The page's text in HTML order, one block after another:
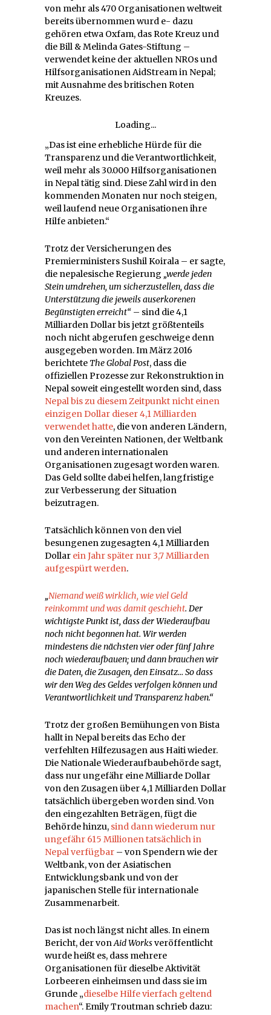
von mehr als 470 Organisationen weltweit
bereits übernommen wurd e- dazu
gehören etwa Oxfam, das Rote Kreuz und
die Bill & Melinda Gates-Stiftung –
verwendet keine der aktuellen NROs und
Hilfsorganisationen AidStream in Nepal;
mit Ausnahme des britischen Roten
Kreuzes.
Loading...
„Das ist eine erhebliche Hürde für die
Transparenz und die Verantwortlichkeit,
weil mehr als 30.000 Hilfsorganisationen
in Nepal tätig sind. Diese Zahl wird in den
kommenden Monaten nur noch steigen,
weil laufend neue Organisationen ihre
Hilfe anbieten.“
Trotz der Versicherungen des
Premierministers Sushil Koirala – er sagte,
die nepalesische Regierung „werde jeden
Stein umdrehen, um sicherzustellen, dass die
Unterstützung die jeweils auserkorenen
Begünstigten erreicht“ – sind die 4,1
Milliarden Dollar bis jetzt größtenteils
noch nicht abgerufen geschweige denn
ausgegeben worden. Im März 2016
berichtete The Global Post, dass die
offiziellen Prozesse zur Rekonstruktion in
Nepal soweit eingestellt worden sind, dass
Nepal bis zu diesem Zeitpunkt nicht einen
einzigen Dollar dieser 4,1 Milliarden
verwendet hatte, die von anderen Ländern,
von den Vereinten Nationen, der Weltbank
und anderen internationalen
Organisationen zugesagt worden waren.
Das Geld sollte dabei helfen, langfristige
zur Verbesserung der Situation
beizutragen.
Tatsächlich können von den viel
besungenen zugesagten 4,1 Milliarden
Dollar ein Jahr später nur 3,7 Milliarden
aufgespürt werden.
„Niemand weiß wirklich, wie viel Geld
reinkommt und was damit geschieht. Der
wichtigste Punkt ist, dass der Wiederaufbau
noch nicht begonnen hat. Wir werden
mindestens die nächsten vier oder fünf Jahre
noch wiederaufbauen; und dann brauchen wir
die Daten, die Zusagen, den Einsatz… So dass
wir den Weg des Geldes verfolgen können und
Verantwortlichkeit und Transparenz haben.“
Trotz der großen Bemühungen von Bista
hallt in Nepal bereits das Echo der
verfehlten Hilfezusagen aus Haiti wieder.
Die Nationale Wiederaufbaubehörde sagt,
dass nur ungefähr eine Milliarde Dollar
von den Zusagen über 4,1 Milliarden Dollar
tatsächlich übergeben worden sind. Von
den eingezahlten Beträgen, fügt die
Behörde hinzu, sind dann wiederum nur
ungefähr 615 Millionen tatsächlich in
Nepal verfügbar – von Spendern wie der
Weltbank, von der Asiatischen
Entwicklungsbank und von der
japanischen Stelle für internationale
Zusammenarbeit.
Das ist noch längst nicht alles. In einem
Bericht, der vonAid Worksveröffentlicht
wurde heißt es, dass mehrere
Organisationen für dieselbe Aktivität
Lorbeeren einheimsen und dass sie im
Grunde „dieselbe Hilfe vierfach geltend
machen“. Emily Troutman schrieb dazu: